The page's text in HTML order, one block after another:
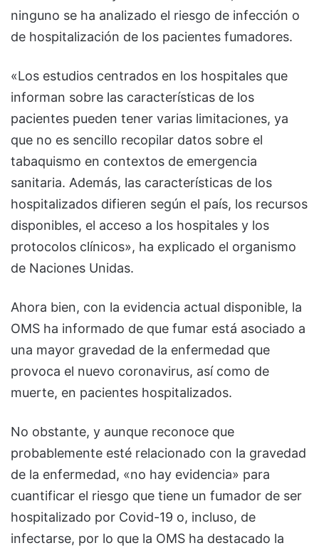
ninguno se ha analizado el riesgo de infección o
de hospitalización de los pacientes fumadores.
«Los estudios centrados en los hospitales que
informan sobre las características de los
pacientes pueden tener varias limitaciones, ya
que no es sencillo recopilar datos sobre el
tabaquismo en contextos de emergencia
sanitaria. Además, las características de los
hospitalizados difieren según el país, los recursos
disponibles, el acceso a los hospitales y los
protocolos clínicos», ha explicado el organismo
de Naciones Unidas.
Ahora bien, con la evidencia actual disponible, la
OMS ha informado de que fumar está asociado a
una mayor gravedad de la enfermedad que
provoca el nuevo coronavirus, así como de
muerte, en pacientes hospitalizados.
No obstante, y aunque reconoce que
probablemente esté relacionado con la gravedad
de la enfermedad, «no hay evidencia» para
cuantificar el riesgo que tiene un fumador de ser
hospitalizado por Covid-19 o, incluso, de
infectarse, por lo que la OMS ha destacado la